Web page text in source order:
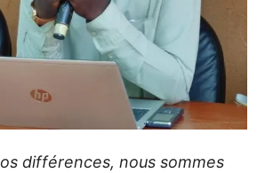
différences, nous sommes